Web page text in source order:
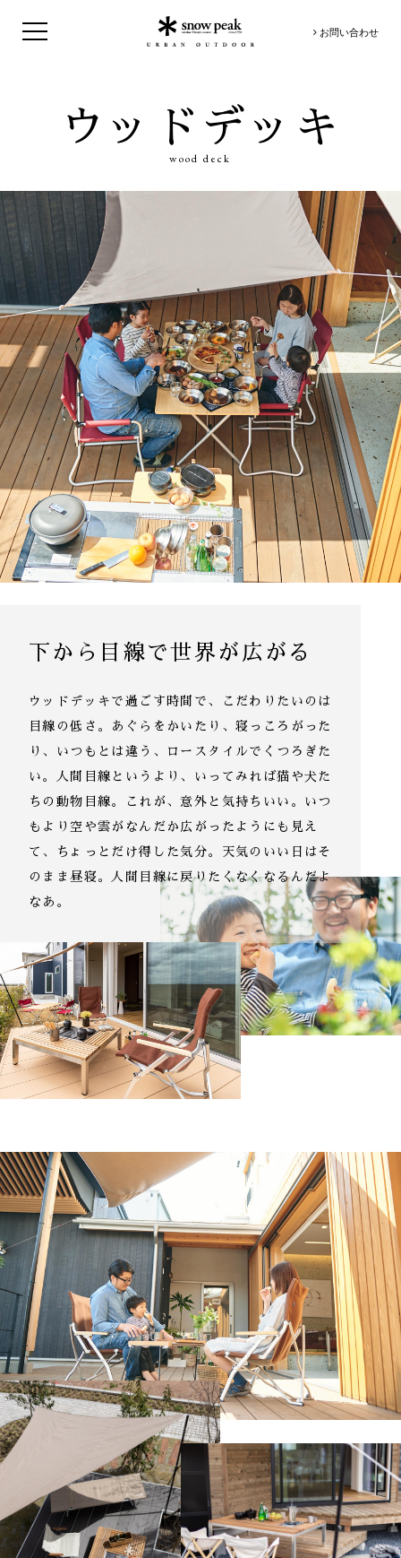
お問い合わせ
ウッドデッキ
wood deck
トップ ウッドデッキ
下から目線で世界が広がる
ウッドデッキで過ごす時間で、こだわりたいのは
目線の低さ。
あぐらをかいたり、寝っころがった
り、 いつもとは違う、ロースタイルでくつろぎた
い。
人間目線というより、いってみれば猫や犬た
ちの動物目線。
これが、意外と気持ちいい。いつ
もより空や雲が なんだか広がったようにも見え
て、ちょっとだけ得した気分。 天気のいい日はそ
のまま昼寝。
人間目線に戻りたくなくなるんだよ
なあ。